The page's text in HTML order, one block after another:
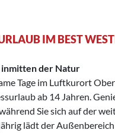
IM BEST
der Natur
Tage im Luftkurort
ab 14 Jahren.
Sie sich auf der
lädt der